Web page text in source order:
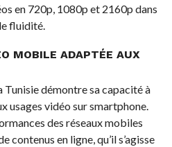
en 720p, 1080p et 2160p dans
fluidité.
MOBILE ADAPTÉE AUX
Tunisie démontre sa capacité à
usages vidéo sur smartphone.
des réseaux mobiles
contenus en ligne, qu’il s’agisse